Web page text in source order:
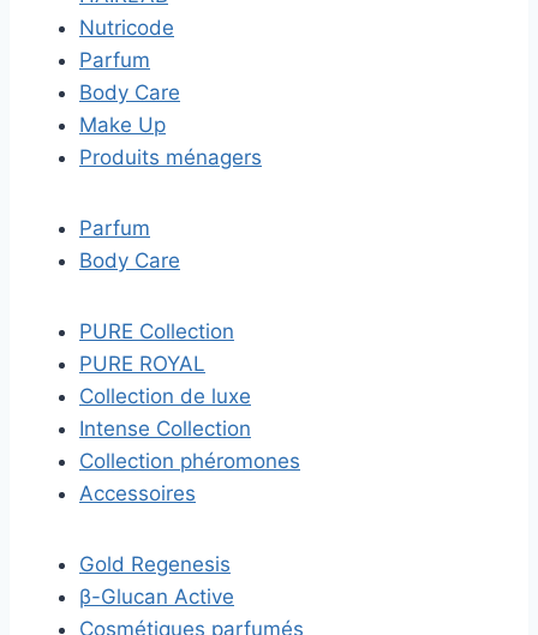
Nutricode
Parfum
Body Care
Make Up
Produits ménagers
Parfum
Body Care
PURE Collection
PURE ROYAL
Collection de luxe
Intense Collection
Collection phéromones
Accessoires
Gold Regenesis
β-Glucan Active
Cosmétiques parfumés